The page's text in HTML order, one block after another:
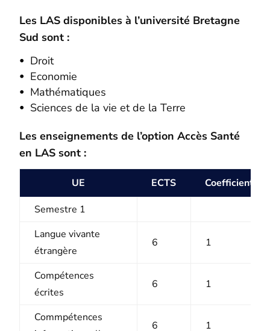
Les LAS disponibles à l’université Bretagne
Sud sont :
Droit
Economie
Mathématiques
Sciences de la vie et de la Terre
Les enseignements de l’option Accès Santé
en LAS sont :
UE ECTS
Coefficient
Semestre 1
Langue vivante
étrangère
6 1
Compétences
écrites
6 1
Commpétences
6 1